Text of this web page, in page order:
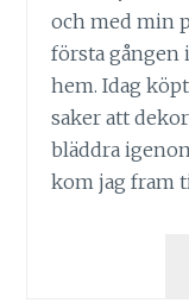
och med min
första
hem. Idag
saker att
bläddra
kom jag fram